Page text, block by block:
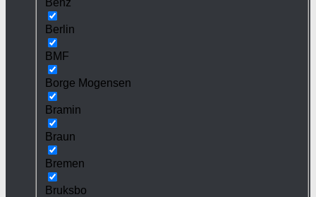
Berlin
BMF
Borge Mogensen
Bramin
Braun
Bremen
Bruksbo